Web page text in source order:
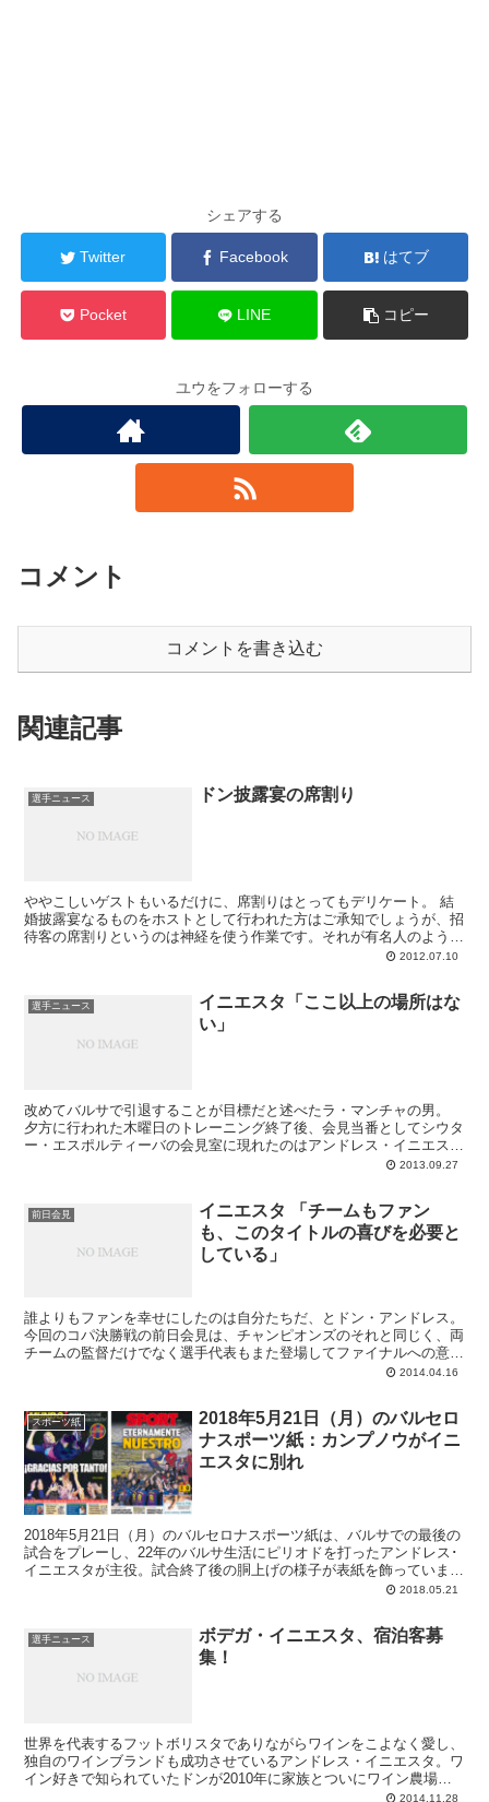
シェアする
Twitter Facebook はてブ
Pocket LINE コピー
ユウをフォローする
コメント
コメントを書き込む
関連記事
選手ニュース ドン披露宴の席割り
ややこしいゲストもいるだけに、席割りはとってもデリケート。 結
婚披露宴なるものをホストとして行われた方はご承知でしょうが、招
待客の席割りというのは神経を使う作業です。それが有名人のよう
2012.07.10
選手ニュース
イニエスタ「ここ以上の場所はな
い」
改めてバルサで引退することが目標だと述べたラ・マンチャの男。
夕方に行われた木曜日のトレーニング終了後、会見当番としてシウタ
ー・エスポルティーバの会見室に現れたのはアンドレス・イニエスタ
2013.09.27
前日会見
イニエスタ 「チームもファン
も、このタイトルの喜びを必要と
している」
誰よりもファンを幸せにしたのは自分たちだ、とドン・アンドレス。
今回のコパ決勝戦の前日会見は、チャンピオンズのそれと同じく、両
チームの監督だけでなく選手代表もまた登場してファイナルへの意気
込みを語っています。レアル・マドリーの場合はイケル... 2014.04.16
スポーツ紙
2018年5月21日（月）のバルセロ
ナスポーツ紙：カンプノウがイニ
エスタに別れ
2018年5月21日（月）のバルセロナスポーツ紙は、バルサでの最後の
試合をプレーし、22年のバルサ生活にピリオドを打ったアンドレス･
イニエスタが主役。試合終了後の胴上げの様子が表紙を飾っていま
2018.05.21
選手ニュース
ボデガ・イニエスタ、宿泊客募
集！
世界を代表するフットボリスタでありながらワインをこよなく愛し、
独自のワインブランドも成功させているアンドレス・イニエスタ。ワ
イン好きで知られていたドンが2010年に家族とついにワイン農場を
始めた際には“アンタも好きだねぇ”という感じでしたが、今ではすっ
2014.11.28